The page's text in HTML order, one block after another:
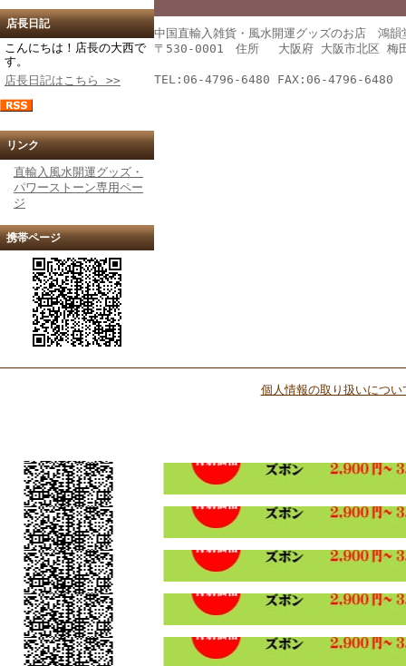
店長日記
こんにちは！店長の大西で
す。
店長日記はこちら >>
リンク
直輸入風水開運グッズ・
パワーストーン専用ペー
ジ
携帯ページ
中国直輸入雑貨・風水開運グッズのお店 鴻韻
〒530-0001 住所 大阪府 大阪市北区 梅
TEL:06-4796-6480 FAX:06-4796-6480
個人情報の取り扱いについ